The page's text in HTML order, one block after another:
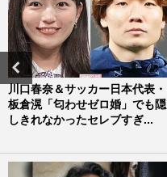
川口春奈＆サッカー日本代表・
板倉滉「匂わせゼロ婚」でも隠
しきれなかったセレブすぎ...